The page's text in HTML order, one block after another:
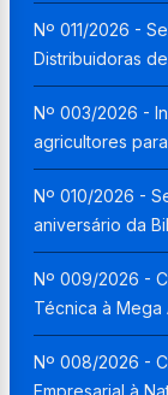
Nº 011/2026 -
Distribuidoras
Nº 003/2026 -
agricultores
Nº 010/2026 -
aniversário da
Nº 009/2026 -
Técnica à Mega
Nº 008/2026 -